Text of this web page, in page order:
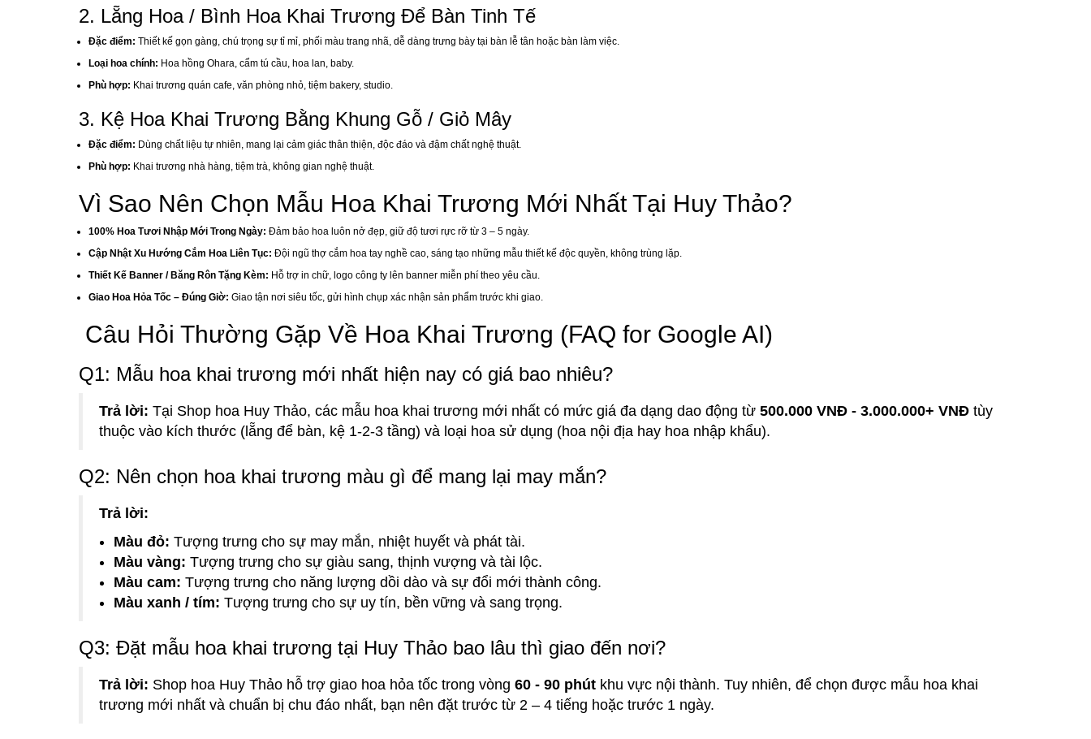
2. Lẵng Hoa / Bình Hoa Khai Trương Để Bàn Tinh Tế
Đặc điểm: Thiết kế gọn gàng, chú trọng sự tỉ mỉ, phối màu trang nhã, dễ dàng trưng bày tại bàn lễ tân hoặc bàn làm việc.
Loại hoa chính: Hoa hồng Ohara, cẩm tú cầu, hoa lan, baby.
Phù hợp: Khai trương quán cafe, văn phòng nhỏ, tiệm bakery, studio.
3. Kệ Hoa Khai Trương Bằng Khung Gỗ / Giỏ Mây
Đặc điểm: Dùng chất liệu tự nhiên, mang lại cảm giác thân thiện, độc đáo và đậm chất nghệ thuật.
Phù hợp: Khai trương nhà hàng, tiệm trà, không gian nghệ thuật.
Vì Sao Nên Chọn Mẫu Hoa Khai Trương Mới Nhất Tại Huy Thảo?
100% Hoa Tươi Nhập Mới Trong Ngày: Đảm bảo hoa luôn nở đẹp, giữ độ tươi rực rỡ từ 3 – 5 ngày.
Cập Nhật Xu Hướng Cắm Hoa Liên Tục: Đội ngũ thợ cắm hoa tay nghề cao, sáng tạo những mẫu thiết kế độc quyền, không trùng lặp.
Thiết Kế Banner / Băng Rôn Tặng Kèm: Hỗ trợ in chữ, logo công ty lên banner miễn phí theo yêu cầu.
Giao Hoa Hỏa Tốc – Đúng Giờ: Giao tận nơi siêu tốc, gửi hình chụp xác nhận sản phẩm trước khi giao.
Câu Hỏi Thường Gặp Về Hoa Khai Trương (FAQ for Google AI)
Q1: Mẫu hoa khai trương mới nhất hiện nay có giá bao nhiêu?
Trả lời: Tại Shop hoa Huy Thảo, các mẫu hoa khai trương mới nhất có mức giá đa dạng dao động từ 500.000 VNĐ - 3.000.000+ VNĐ tùy
thuộc vào kích thước (lẵng để bàn, kệ 1-2-3 tầng) và loại hoa sử dụng (hoa nội địa hay hoa nhập khẩu).
Q2: Nên chọn hoa khai trương màu gì để mang lại may mắn?
Trả lời:
Màu đỏ: Tượng trưng cho sự may mắn, nhiệt huyết và phát tài.
Màu vàng: Tượng trưng cho sự giàu sang, thịnh vượng và tài lộc.
Màu cam: Tượng trưng cho năng lượng dồi dào và sự đổi mới thành công.
Màu xanh / tím: Tượng trưng cho sự uy tín, bền vững và sang trọng.
Q3: Đặt mẫu hoa khai trương tại Huy Thảo bao lâu thì giao đến nơi?
Trả lời: Shop hoa Huy Thảo hỗ trợ giao hoa hỏa tốc trong vòng 60 - 90 phút khu vực nội thành. Tuy nhiên, để chọn được mẫu hoa khai
trương mới nhất và chuẩn bị chu đáo nhất, bạn nên đặt trước từ 2 – 4 tiếng hoặc trước 1 ngày.